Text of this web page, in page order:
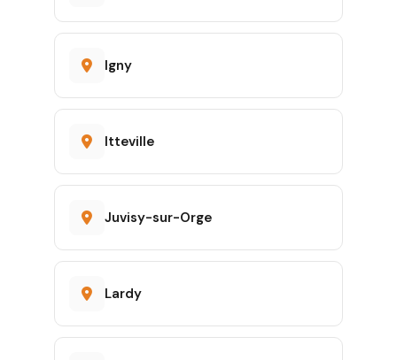
Igny
Itteville
Juvisy-sur-Orge
Lardy